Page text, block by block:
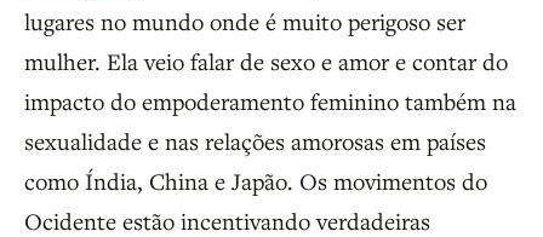
lugares no mundo onde é muito perigoso ser
mulher. Ela veio falar de sexo e amor e contar do
impacto do empoderamento feminino também na
sexualidade e nas relações amorosas em países
como Índia, China e Japão. Os movimentos do
Ocidente estão incentivando verdadeiras